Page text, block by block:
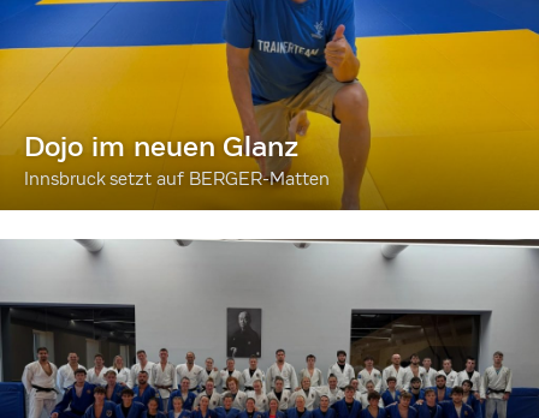
Dojo im neuen Glanz
Innsbruck setzt auf BERGER-Matten